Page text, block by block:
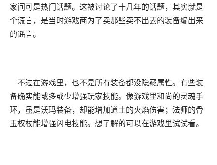
家间可是热门话题。这被讨论了十几年的话题，其实就是
个谎言，是当时游戏商为了卖那些卖不出去的装备编出来
的谣言。
不过在游戏里，也不是所有装备都没隐藏属性。有些装
备确实能或多或少增强玩家技能。像游戏里和尚的灵魂手
环，虽是沃玛装备，却能增加道士的火焰伤害；法师的骨
玉权杖能增强闪电技能。想了解的可以在游戏里试试看。